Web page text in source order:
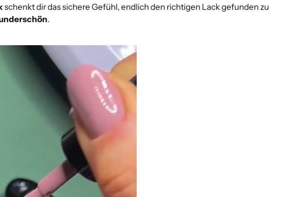
schenkt dir das sichere Gefühl, endlich den richtigen Lack gefunden zu
.